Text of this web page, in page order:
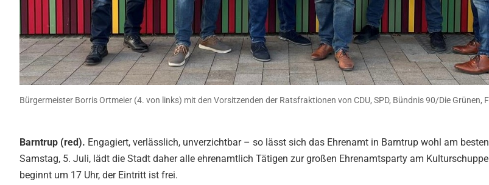
Bürgermeister Borris Ortmeier (4. von links) mit den Vorsitzenden der Ratsfraktionen von CDU, SPD, Bündnis 90/Die Grünen,
Barntrup (red). Engagiert, verlässlich, unverzichtbar – so lässt sich das Ehrenamt in Barntrup wohl am
Samstag, 5. Juli, lädt die Stadt daher alle ehrenamtlich Tätigen zur großen Ehrenamtsparty am
beginnt um 17 Uhr, der Eintritt ist frei.